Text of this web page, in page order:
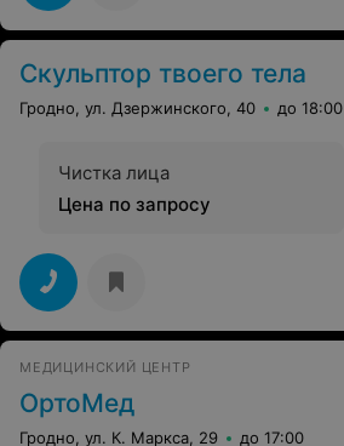
Скульптор твоего тела
Гродно, ул. Дзержинского, 40 до 18:00
Чистка лица
Цена по запросу
МЕДИЦИНСКИЙ ЦЕНТР
ОртоМед
Гродно, ул. К. Маркса, 29 до 17:00